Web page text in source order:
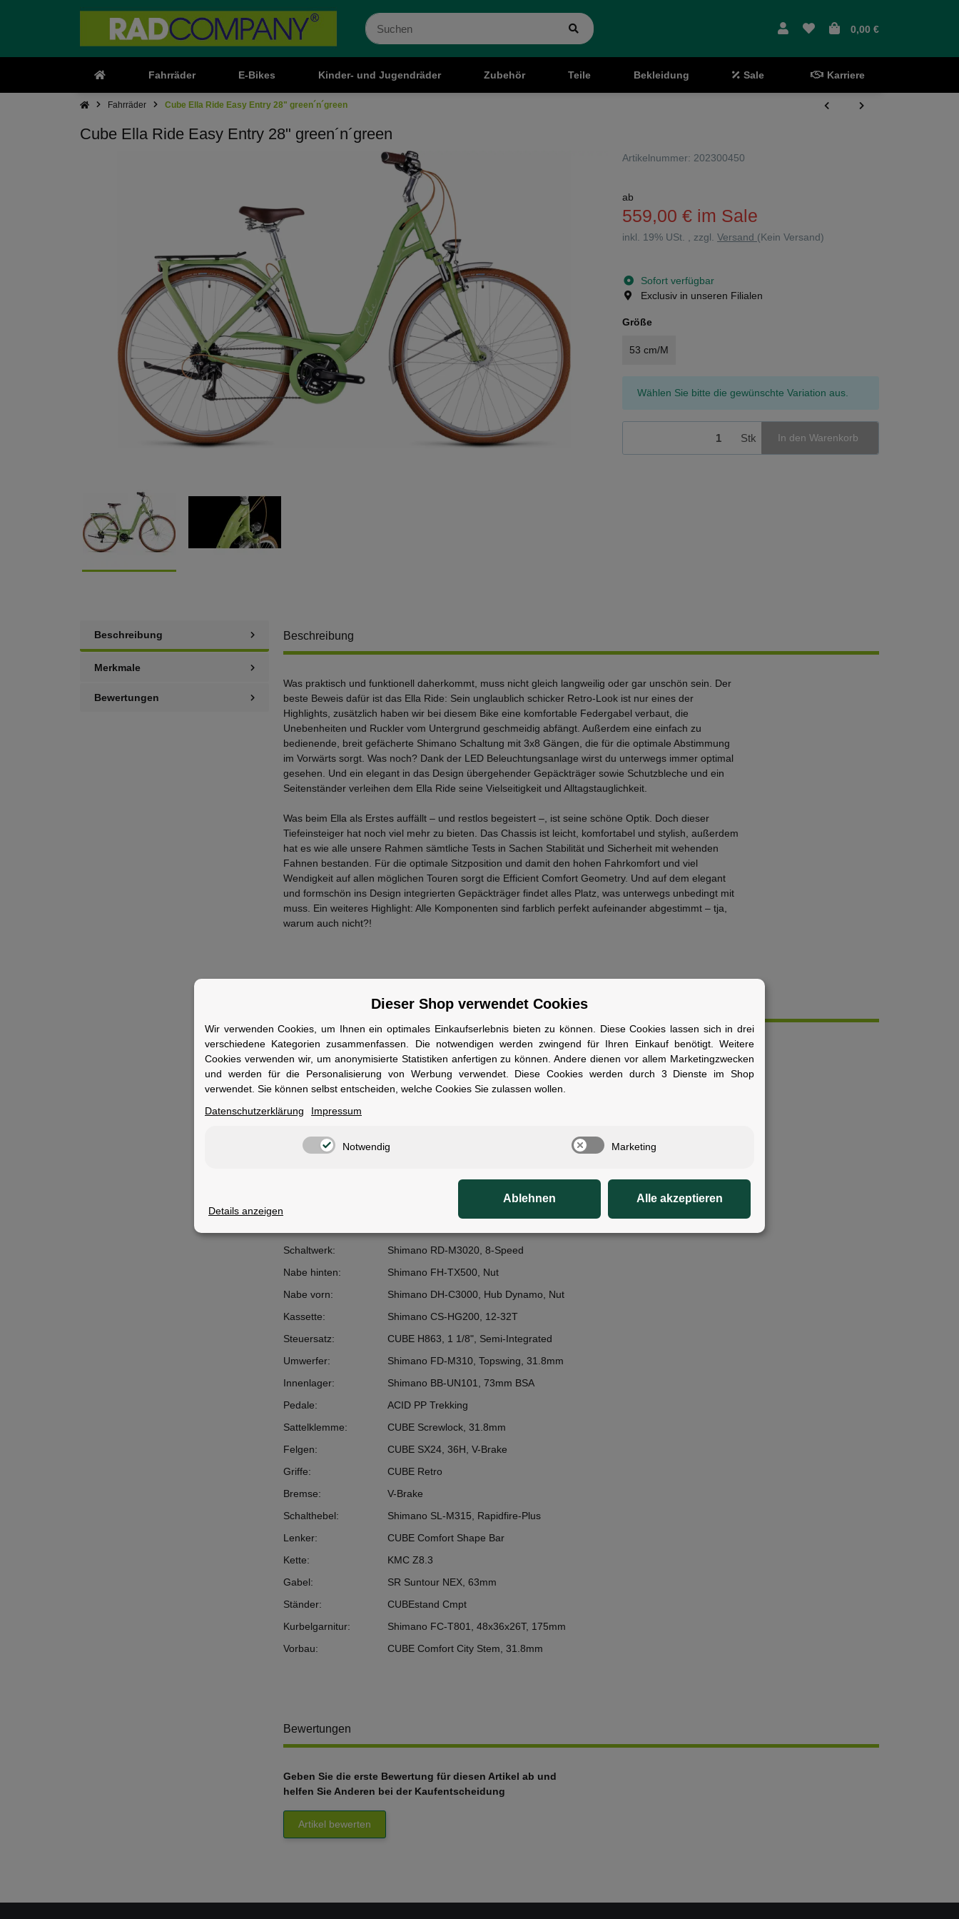
0,00 €
Fahrräder E-Bikes Kinder- und Jugendräder Zubehör Teile Bekleidung Sale Karriere
Fahrräder Cube Ella Ride Easy Entry 28" green´n´green
Cube Ella Ride Easy Entry 28" green´n´green
Artikelnummer: 202300450
ab
559,00 € im Sale
inkl. 19% USt. , zzgl. Versand (Kein Versand)
Sofort verfügbar
Exclusiv in unseren Filialen
Größe
53 cm/M
x
Wählen Sie bitte die gewünschte Variation aus.
Stk In den Warenkorb
Beschreibung
Merkmale
Bewertungen
Beschreibung
Was praktisch und funktionell daherkommt, muss nicht gleich langweilig oder gar unschön sein. Der
beste Beweis dafür ist das Ella Ride: Sein unglaublich schicker Retro-Look ist nur eines der
Highlights, zusätzlich haben wir bei diesem Bike eine komfortable Federgabel verbaut, die
Unebenheiten und Ruckler vom Untergrund geschmeidig abfängt. Außerdem eine einfach zu
bedienende, breit gefächerte Shimano Schaltung mit 3x8 Gängen, die für die optimale Abstimmung
im Vorwärts sorgt. Was noch? Dank der LED Beleuchtungsanlage wirst du unterwegs immer optimal
gesehen. Und ein elegant in das Design übergehender Gepäckträger sowie Schutzbleche und ein
Seitenständer verleihen dem Ella Ride seine Vielseitigkeit und Alltagstauglichkeit.
Was beim Ella als Erstes auffällt – und restlos begeistert –, ist seine schöne Optik. Doch dieser
Tiefeinsteiger hat noch viel mehr zu bieten. Das Chassis ist leicht, komfortabel und stylish, außerdem
hat es wie alle unsere Rahmen sämtliche Tests in Sachen Stabilität und Sicherheit mit wehenden
Fahnen bestanden. Für die optimale Sitzposition und damit den hohen Fahrkomfort und viel
Wendigkeit auf allen möglichen Touren sorgt die Efficient Comfort Geometry. Und auf dem elegant
und formschön ins Design integrierten Gepäckträger findet alles Platz, was unterwegs unbedingt mit
muss. Ein weiteres Highlight: Alle Komponenten sind farblich perfekt aufeinander abgestimmt – tja,
warum auch nicht?!
Artikelgewicht: 16,90
kg
Rücklicht:
Herrmans H-Trace
Scheinwerfer:
Trelock LS582 Retro
Reifen:
Glocke:
CUBE Integrated Carrier 2.0, CUBE Adapter Compatible, SnapIt Compatible
Schaltwerk:
Shimano RD-M3020, 8-Speed
Nabe hinten:
Shimano FH-TX500, Nut
Nabe vorn:
Shimano DH-C3000, Hub Dynamo, Nut
Kassette:
Shimano CS-HG200, 12-32T
Steuersatz:
CUBE H863, 1 1/8", Semi-Integrated
Umwerfer:
Shimano FD-M310, Topswing, 31.8mm
Innenlager:
Shimano BB-UN101, 73mm BSA
Pedale:
ACID PP Trekking
Sattelklemme:
CUBE Screwlock, 31.8mm
Felgen:
CUBE SX24, 36H, V-Brake
Griffe:
CUBE Retro
Bremse:
V-Brake
Schalthebel:
Shimano SL-M315, Rapidfire-Plus
Lenker:
CUBE Comfort Shape Bar
Kette:
KMC Z8.3
Gabel:
SR Suntour NEX, 63mm
Ständer:
CUBEstand Cmpt
Kurbelgarnitur:
Shimano FC-T801, 48x36x26T, 175mm
Vorbau:
CUBE Comfort City Stem, 31.8mm
Bewertungen
Geben Sie die erste Bewertung für diesen Artikel ab und
helfen Sie Anderen bei der Kaufentscheidung
Artikel bewerten
Dieser Shop verwendet Cookies
Wir verwenden Cookies, um Ihnen ein optimales Einkaufserlebnis bieten zu können. Diese Cookies lassen sich in drei
verschiedene Kategorien zusammenfassen. Die notwendigen werden zwingend für Ihren Einkauf benötigt. Weitere
Cookies verwenden wir, um anonymisierte Statistiken anfertigen zu können. Andere dienen vor allem Marketingzwecken
und werden für die Personalisierung von Werbung verwendet. Diese Cookies werden durch 3 Dienste im Shop
verwendet. Sie können selbst entscheiden, welche Cookies Sie zulassen wollen.
Datenschutzerklärung
Impressum
Notwendig Marketing
Details anzeigen
Ablehnen Alle akzeptieren